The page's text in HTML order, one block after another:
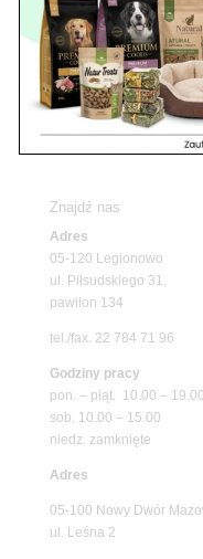
Upały
z
Petito
Online!
Znajdź nas
Adres
05-120 Legionowo
ul. Piłsudskiego 31,
pawilon 134
tel./fax. 22 784 71 96
Godziny pracy
pon. – piąt. 10.00 – 19.00
sob. 10.00 – 15.00
niedz. zamknięte
Adres
05-100 Nowy Dwór
ul. Leśna 2